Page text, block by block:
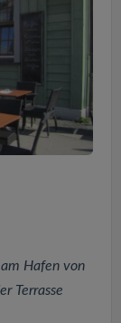
Hafen von
Terrasse